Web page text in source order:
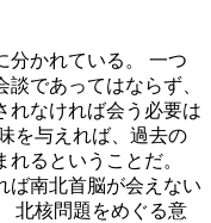
分かれている。 一つ
であってはならず、
れなければ会う必要は
を与えれば、過去の
るということだ。
ば南北首脳が会えない
北核問題をめぐる意